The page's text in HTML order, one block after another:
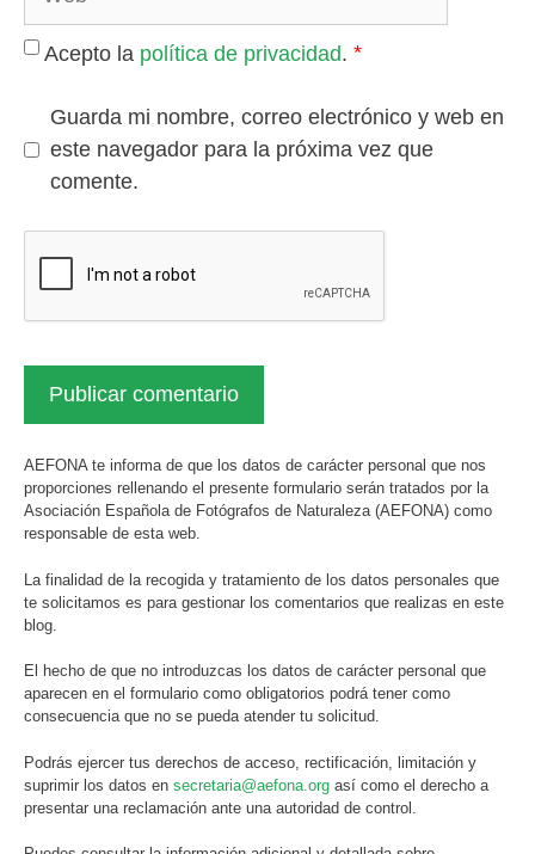
Acepto la política de privacidad. *
Guarda mi nombre, correo electrónico y web en
este navegador para la próxima vez que
comente.
AEFONA te informa de que los datos de carácter personal que nos
proporciones rellenando el presente formulario serán tratados por la
Asociación Española de Fotógrafos de Naturaleza (AEFONA) como
responsable de esta web.
La finalidad de la recogida y tratamiento de los datos personales que
te solicitamos es para gestionar los comentarios que realizas en este
blog.
El hecho de que no introduzcas los datos de carácter personal que
aparecen en el formulario como obligatorios podrá tener como
consecuencia que no se pueda atender tu solicitud.
Podrás ejercer tus derechos de acceso, rectificación, limitación y
suprimir los datos en secretaria@aefona.org así como el derecho a
presentar una reclamación ante una autoridad de control.